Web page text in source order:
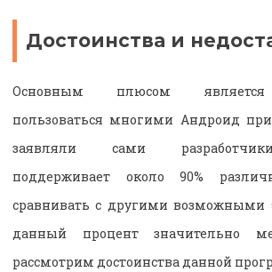
Достоинства и
Основным плюсом является
пользоваться многими Андроид
заявляли сами
поддерживает около 90%
сравнивать с другими возможными
данный процент значительно
рассмотрим достоинства данной